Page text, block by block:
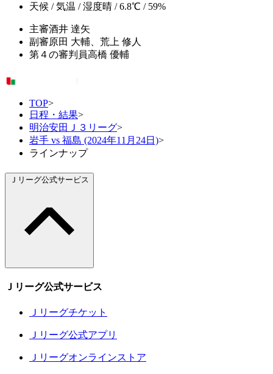
天候 / 気温 / 湿度晴 / 6.8℃ / 59%
主審酒井 達矢
副審原田 大輔、荒上 修人
第４の審判員高橋 優輔
TOP>
日程・結果>
明治安田Ｊ３リーグ>
岩手 vs 福島 (2024年11月24日)>
ラインナップ
Ｊリーグ公式サービス
Ｊリーグ公式サービス
Ｊリーグチケット
Ｊリーグ公式アプリ
Ｊリーグオンラインストア